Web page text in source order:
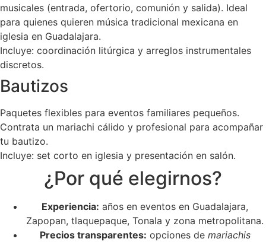
musicales (entrada, ofertorio, comunión y salida). Ideal
para quienes quieren música tradicional mexicana en
iglesia en Guadalajara.
Incluye: coordinación litúrgica y arreglos instrumentales
discretos.
Bautizos
Paquetes flexibles para eventos familiares pequeños.
Contrata un mariachi cálido y profesional para acompañar
tu bautizo.
Incluye: set corto en iglesia y presentación en salón.
¿Por qué elegirnos?
Experiencia: años en eventos en Guadalajara,
Zapopan, tlaquepaque, Tonala y zona metropolitana.
Precios transparentes: opciones de mariachis